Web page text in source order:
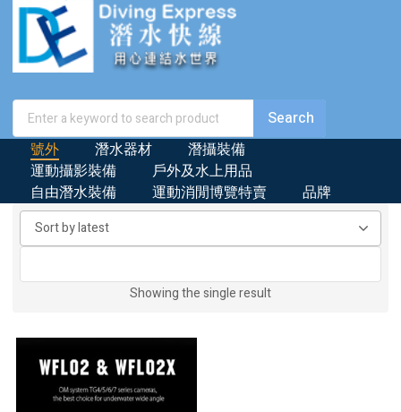
號外 潛水器材
潛攝裝備
運動攝影裝備
戶外及水上用品
自由潛水裝備
運動消閒博覽特賣 品牌
Showing the single result